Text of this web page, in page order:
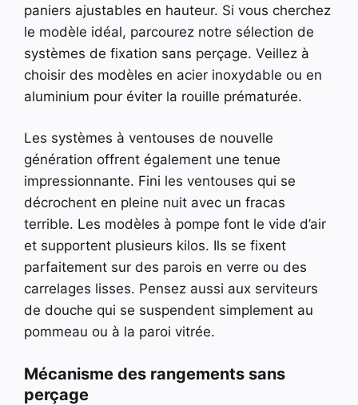
paniers ajustables en hauteur. Si vous cherchez
le modèle idéal, parcourez notre sélection de
systèmes de fixation sans perçage. Veillez à
choisir des modèles en acier inoxydable ou en
aluminium pour éviter la rouille prématurée.
Les systèmes à ventouses de nouvelle
génération offrent également une tenue
impressionnante. Fini les ventouses qui se
décrochent en pleine nuit avec un fracas
terrible. Les modèles à pompe font le vide d’air
et supportent plusieurs kilos. Ils se fixent
parfaitement sur des parois en verre ou des
carrelages lisses. Pensez aussi aux serviteurs
de douche qui se suspendent simplement au
pommeau ou à la paroi vitrée.
Mécanisme des rangements sans
perçage